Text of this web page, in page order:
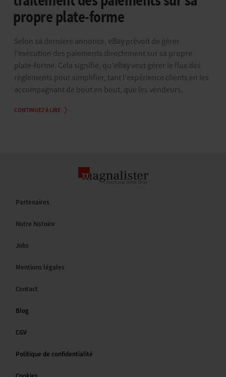
propre plate-forme
Selon sa dernière annonce,
prévoit de gérer
l’exécution des paiements directement sur sa propre
plate-forme. Cela signifie, qu’
veut gérer le flux des
règlements pour simplifier, tant l’expérience clients en les
accompagnant de bout en bout, que les vendeurs.
CONTINUEZ À LIRE
Partenaires
Notre histoire
Jobs
Mentions légales
Contact
Blog
CGV
Politique de confidentialité